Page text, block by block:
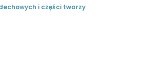
i części twarzy